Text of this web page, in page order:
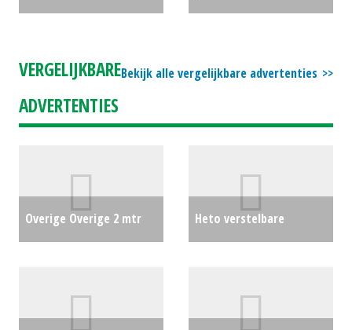
Bekijk alle vergelijkbare advertenties
VERGELIJKBARE
ADVERTENTIES
Overige Overige 2 mtr
Heto verstelbare